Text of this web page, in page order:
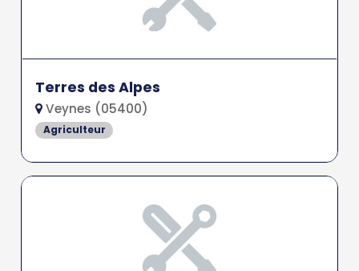
Terres des Alpes
Veynes (05400)
Agriculteur